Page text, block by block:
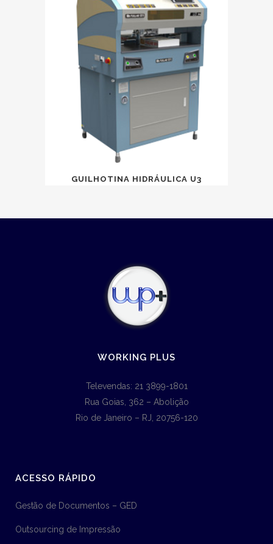
GUILHOTINA HIDRÁULICA U3
WORKING PLUS
Televendas: 21 3899-1801
Rua Goias, 362 – Abolição
Rio de Janeiro – RJ, 20756-120
ACESSO RÁPIDO
Gestão de Documentos – GED
Outsourcing de Impressão